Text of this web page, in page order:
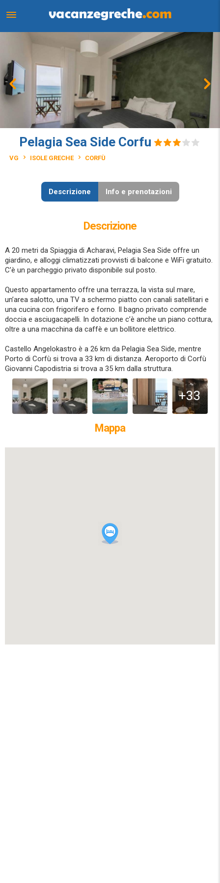
Pelagia Sea Side Corfu
VG ISOLE GRECHE CORFÙ
Descrizione Info e prenotazioni
Descrizione
A 20 metri da Spiaggia di Acharavi, Pelagia Sea Side offre un
giardino, e alloggi climatizzati provvisti di balcone e WiFi gratuito.
C’è un parcheggio privato disponibile sul posto.
Questo appartamento offre una terrazza, la vista sul mare,
un’area salotto, una TV a schermo piatto con canali satellitari e
una cucina con frigorifero e forno. Il bagno privato comprende
doccia e asciugacapelli. In dotazione c’è anche un piano cottura,
oltre a una macchina da caffè e un bollitore elettrico.
Castello Angelokastro è a 26 km da Pelagia Sea Side, mentre
Porto di Corfù si trova a 33 km di distanza. Aeroporto di Corfù
Giovanni Capodistria si trova a 35 km dalla struttura.
+33
Mappa